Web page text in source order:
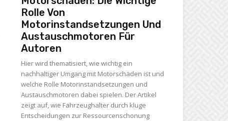
Rolle Von
Motorinstandsetzungen Und
Austauschmotoren Für
Autoren
Hier wird thematisiert, wie wichtig ein
nachhaltiger Umgang mit Motorschäden ist und
welche Rolle Motorinstandsetzungen und
Austauschmotoren dabei spielen. Der Artikel
zeigt auf, wie Fahrzeughalter durch kluge
Entscheidungen zur Ressourcenschonung